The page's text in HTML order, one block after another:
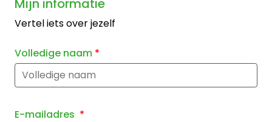
Mijn informatie
Vertel iets over jezelf
Volledige naam *
E-mailadres *